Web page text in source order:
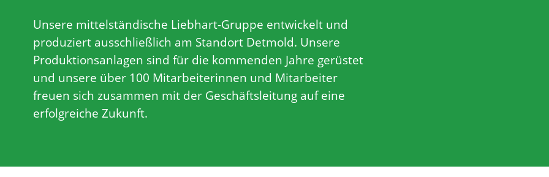
Unsere mittelständische Liebhart-Gruppe entwickelt und
produziert ausschließlich am Standort Detmold. Unsere
Produktionsanlagen sind für die kommenden Jahre gerüstet
und unsere über 100 Mitarbeiterinnen und Mitarbeiter
freuen sich zusammen mit der Geschäftsleitung auf eine
erfolgreiche Zukunft.